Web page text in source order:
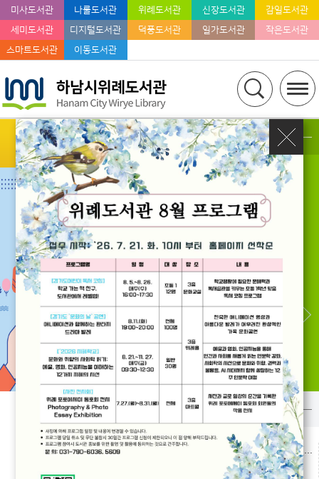
미사도서관 나룰도서관 위례도서관 신장도서관
감일도서관
세미도서관
디지털도서관 덕풍도서관 일가도서관
작은도서관
스마트도서관
이동도서관
문화·행사
전체
오시는 길
하남시 위례대로 230(학암동)
031-790-6036
공지사항
2026.08.05
2026년 8월 위례도서관 과년도 연속간행물(잡지) 배부 안내
2026.07.30
2026년 8월 위례도서관 휴관일 안내
2026.07.30
희망도서 바로대출
희망도서 신청/조회
전자도서
오디오북
팝업존